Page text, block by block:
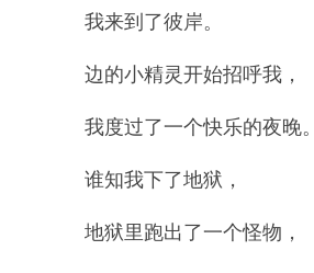
我来到了彼岸。
边的小精灵开始招呼我，
我度过了一个快乐的夜晚。
谁知我下了地狱，
地狱里跑出了一个怪物，